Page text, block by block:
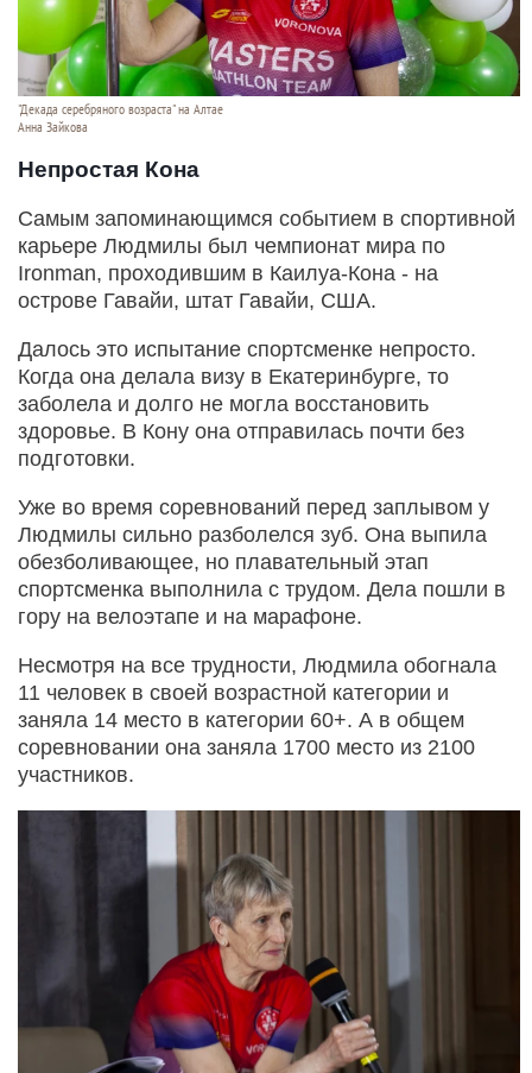
"Декада серебряного возраста" на Алтае
Анна Зайкова
Непростая Кона
Самым запоминающимся событием в спортивной
карьере Людмилы был чемпионат мира по
Ironman, проходившим в Каилуа-Кона - на
острове Гавайи, штат Гавайи, США.
Далось это испытание спортсменке непросто.
Когда она делала визу в Екатеринбурге, то
заболела и долго не могла восстановить
здоровье. В Кону она отправилась почти без
подготовки.
Уже во время соревнований перед заплывом у
Людмилы сильно разболелся зуб. Она выпила
обезболивающее, но плавательный этап
спортсменка выполнила с трудом. Дела пошли в
гору на велоэтапе и на марафоне.
Несмотря на все трудности, Людмила обогнала
11 человек в своей возрастной категории и
заняла 14 место в категории 60+. А в общем
соревновании она заняла 1700 место из 2100
участников.